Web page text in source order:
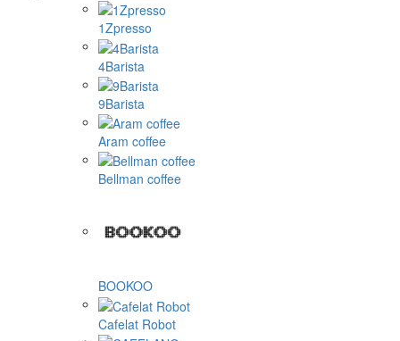
1Zpresso
4Barista
9Barista
Aram coffee
Bellman coffee
BOOKOO
Cafelat Robot